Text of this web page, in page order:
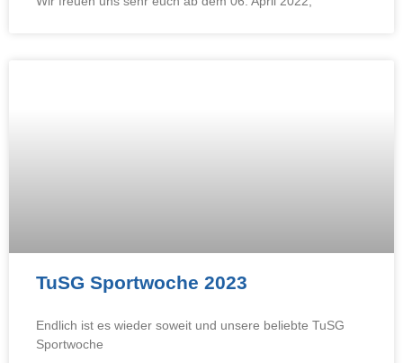
TuSG Sportwoche 2023
Endlich ist es wieder soweit und unsere beliebte TuSG
Sportwoche